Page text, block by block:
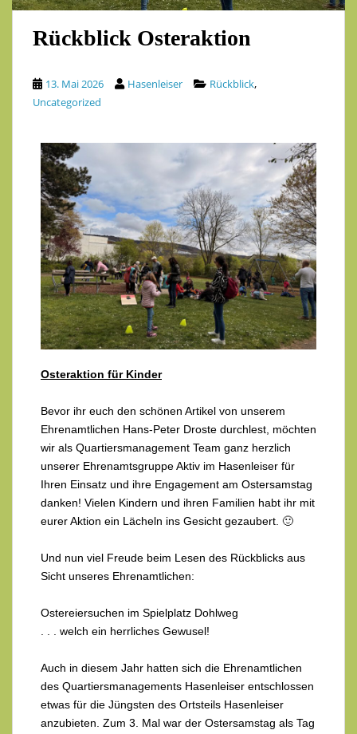
Rückblick Osteraktion
13. Mai 2026 Hasenleiser Rückblick,
Uncategorized
Osteraktion für Kinder
Bevor ihr euch den schönen Artikel von unserem
Ehrenamtlichen Hans-Peter Droste durchlest, möchten
wir als Quartiersmanagement Team ganz herzlich
unserer Ehrenamtsgruppe Aktiv im Hasenleiser für
Ihren Einsatz und ihre Engagement am Ostersamstag
danken! Vielen Kindern und ihren Familien habt ihr mit
eurer Aktion ein Lächeln ins Gesicht gezaubert. 🙂
Und nun viel Freude beim Lesen des Rückblicks aus
Sicht unseres Ehrenamtlichen:
Ostereiersuchen im Spielplatz Dohlweg
. . . welch ein herrliches Gewusel!
Auch in diesem Jahr hatten sich die Ehrenamtlichen
des Quartiersmanagements Hasenleiser entschlossen
etwas für die Jüngsten des Ortsteils Hasenleiser
anzubieten. Zum 3. Mal war der Ostersamstag als Tag